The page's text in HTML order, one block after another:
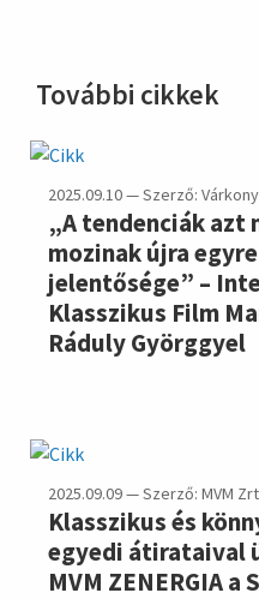
További cikkek
2025.09.10 — Szerző:
„A tendenciák azt
mozinak újra
jelentősége” –
Klasszikus Film
Ráduly Györggyel
2025.09.09 — Szerző: MVM
Klasszikus és
egyedi átirataival
MVM ZENERGIA